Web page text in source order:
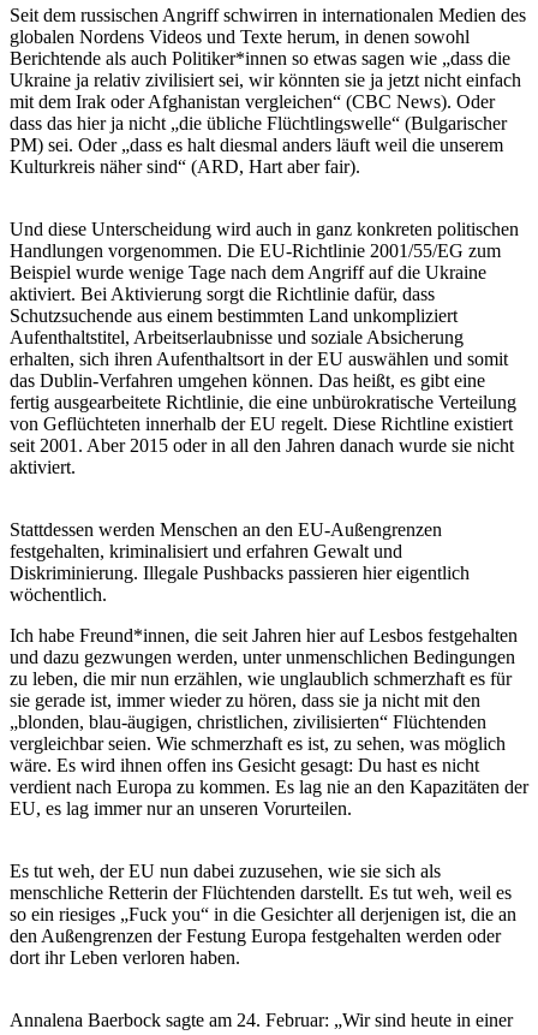
Seit dem russischen Angriff schwirren in internationalen Medien des
globalen Nordens Videos und Texte herum, in denen sowohl
Berichtende als auch Politiker*innen so etwas sagen wie „dass die
Ukraine ja relativ zivilisiert sei, wir könnten sie ja jetzt nicht einfach
mit dem Irak oder Afghanistan vergleichen“ (CBC News). Oder
dass das hier ja nicht „die übliche Flüchtlingswelle“ (Bulgarischer
PM) sei. Oder „dass es halt diesmal anders läuft weil die unserem
Kulturkreis näher sind“ (ARD, Hart aber fair).
Und diese Unterscheidung wird auch in ganz konkreten politischen
Handlungen vorgenommen. Die EU-Richtlinie 2001/55/EG zum
Beispiel wurde wenige Tage nach dem Angriff auf die Ukraine
aktiviert. Bei Aktivierung sorgt die Richtlinie dafür, dass
Schutzsuchende aus einem bestimmten Land unkompliziert
Aufenthaltstitel, Arbeitserlaubnisse und soziale Absicherung
erhalten, sich ihren Aufenthaltsort in der EU auswählen und somit
das Dublin-Verfahren umgehen können. Das heißt, es gibt eine
fertig ausgearbeitete Richtlinie, die eine unbürokratische Verteilung
von Geflüchteten innerhalb der EU regelt. Diese Richtline existiert
seit 2001. Aber 2015 oder in all den Jahren danach wurde sie nicht
aktiviert.
Stattdessen werden Menschen an den EU-Außengrenzen
festgehalten, kriminalisiert und erfahren Gewalt und
Diskriminierung. Illegale Pushbacks passieren hier eigentlich
wöchentlich.
Ich habe Freund*innen, die seit Jahren hier auf Lesbos festgehalten
und dazu gezwungen werden, unter unmenschlichen Bedingungen
zu leben, die mir nun erzählen, wie unglaublich schmerzhaft es für
sie gerade ist, immer wieder zu hören, dass sie ja nicht mit den
„blonden, blau-äugigen, christlichen, zivilisierten“ Flüchtenden
vergleichbar seien. Wie schmerzhaft es ist, zu sehen, was möglich
wäre. Es wird ihnen offen ins Gesicht gesagt: Du hast es nicht
verdient nach Europa zu kommen. Es lag nie an den Kapazitäten der
EU, es lag immer nur an unseren Vorurteilen.
Es tut weh, der EU nun dabei zuzusehen, wie sie sich als
menschliche Retterin der Flüchtenden darstellt. Es tut weh, weil es
so ein riesiges „Fuck you“ in die Gesichter all derjenigen ist, die an
den Außengrenzen der Festung Europa festgehalten werden oder
dort ihr Leben verloren haben.
Annalena Baerbock sagte am 24. Februar: „Wir sind heute in einer